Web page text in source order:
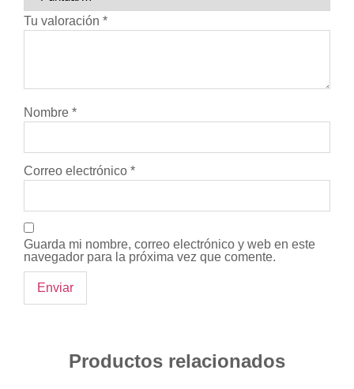
Tu valoración *
Nombre *
Correo electrónico *
Guarda mi nombre, correo electrónico y web en este
navegador para la próxima vez que comente.
Productos relacionados